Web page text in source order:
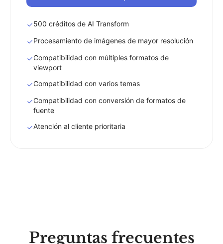
500 créditos de AI Transform
Procesamiento de imágenes de mayor resolución
Compatibilidad con múltiples formatos de
viewport
Compatibilidad con varios temas
Compatibilidad con conversión de formatos de
fuente
Atención al cliente prioritaria
Preguntas frecuentes